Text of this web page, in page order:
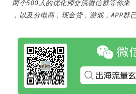
首
两个500人的优化师交流微信群等你来
，以及分电商，现金贷，游戏，APP群